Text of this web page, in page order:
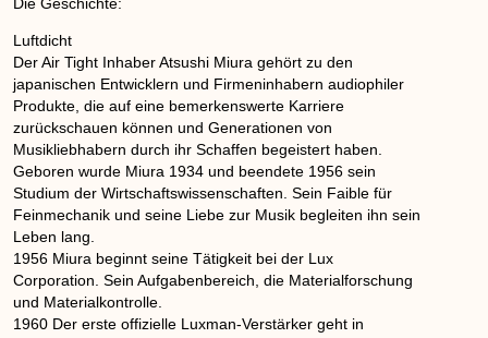
Luftdicht
Der Air Tight Inhaber Atsushi Miura gehört zu den
japanischen Entwicklern und Firmeninhabern audiophiler
Produkte, die auf eine bemerkenswerte Karriere
zurückschauen können und Generationen von
Musikliebhabern durch ihr Schaffen begeistert haben.
Geboren wurde Miura 1934 und beendete 1956 sein
Studium der Wirtschaftswissenschaften. Sein Faible für
Feinmechanik und seine Liebe zur Musik begleiten ihn sein
Leben lang.
1956 Miura beginnt seine Tätigkeit bei der Lux
Corporation. Sein Aufgabenbereich, die Materialforschung
und Materialkontrolle.
1960 Der erste offizielle Luxman-Verstärker geht in